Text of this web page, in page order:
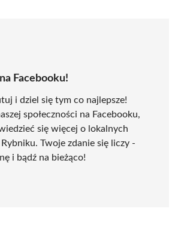
Facebooku!
i dziel się tym co najlepsze!
społeczności na Facebooku,
się więcej o lokalnych
Twoje zdanie się liczy -
i bądź na bieżąco!